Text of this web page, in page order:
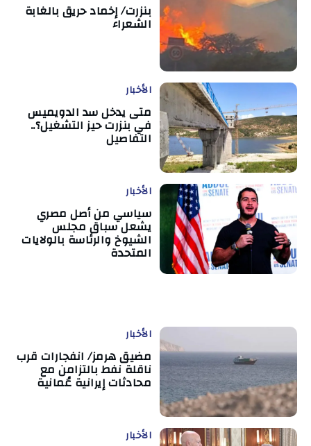
بنزرت/ إخماد حريق بالغابة
الشعراء
الأخبار
متى يدخل سد الدويميس
في بنزرت حيز التشغيل؟..
التفاصيل
الأخبار
سياسي من أصل مصري
يشعل سباق مجلس
الشيوخ والرئاسة بالولايات
المتحدة
الأخبار
مضيق هرمز/ انفجارات قرب
ناقلة نفط بالتزامن مع
محادثات إيرانية عُمانية
الأخبار